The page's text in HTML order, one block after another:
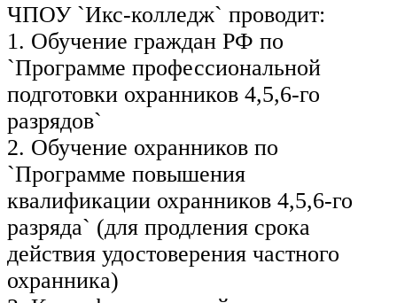
ЧПОУ `Икс-колледж` проводит:
1. Обучение граждан РФ по
`Программе профессиональной
подготовки охранников 4,5,6-го
разрядов`
2. Обучение охранников по
`Программе повышения
квалификации охранников 4,5,6-го
разряда` (для продления срока
действия удостоверения частного
охранника)